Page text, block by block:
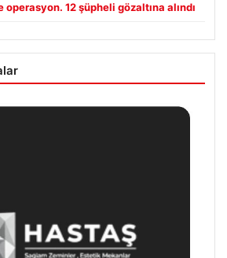
operasyon. 12 şüpheli gözaltına alındı